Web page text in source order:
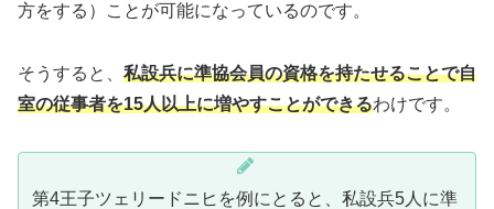
方をする）ことが可能になっているのです。
そうすると、 私設兵に準協会員の資格を持たせることで自
室の従事者を15人以上に増やすことができるわけです。
第4王子ツェリードニヒを例にとると、私設兵5人に準